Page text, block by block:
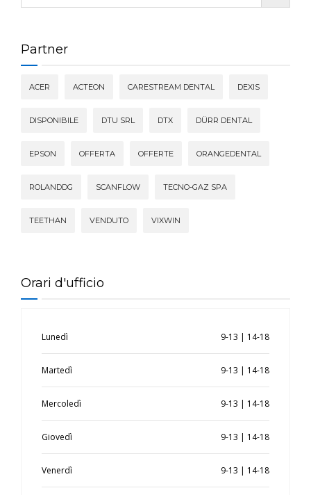
CONTATTI
Partner
ACER ACTEON CARESTREAM DENTAL DEXIS
DISPONIBILE DTU SRL DTX DÜRR DENTAL
EPSON OFFERTA OFFERTE ORANGEDENTAL
ROLANDDG SCANFLOW TECNO-GAZ SPA
TEETHAN VENDUTO VIXWIN
Orari d'ufficio
Lunedì 9-13 | 14-18
Martedì 9-13 | 14-18
Mercoledì 9-13 | 14-18
Giovedì 9-13 | 14-18
Venerdì 9-13 | 14-18